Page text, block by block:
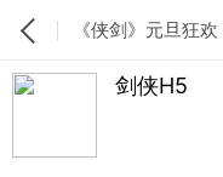
《侠剑》元旦狂
时兑换剑侠H5